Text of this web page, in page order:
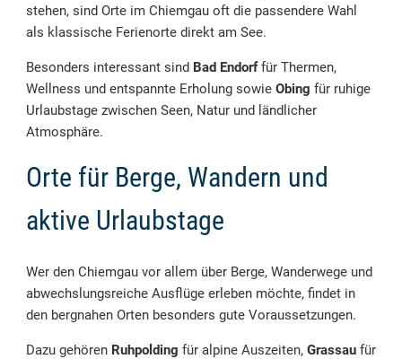
stehen, sind Orte im Chiemgau oft die passendere Wahl
als klassische Ferienorte direkt am See.
Besonders interessant sind Bad Endorffür Thermen,
Wellness und entspannte Erholung sowie Obing für ruhige
Urlaubstage zwischen Seen, Natur und ländlicher
Atmosphäre.
Orte für Berge, Wandern und
aktive Urlaubstage
Wer den Chiemgau vor allem über Berge, Wanderwege und
abwechslungsreiche Ausflüge erleben möchte, findet in
den bergnahen Orten besonders gute Voraussetzungen.
Dazu gehören Ruhpolding für alpine Auszeiten, Grassau für